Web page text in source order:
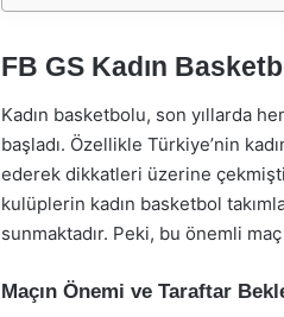
FB GS Kadın
Kadın basketbolu, son yıllarda
başladı. Özellikle Türkiye’nin
ederek dikkatleri üzerine
kulüplerin kadın basketbol
sunmaktadır. Peki, bu önemli
Maçın Önemi ve Taraftar